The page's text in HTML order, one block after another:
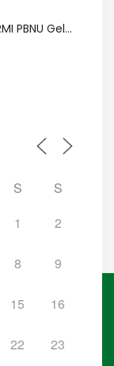
PBNU Gel...
S
S
1 2
8 9
15 16
22 23